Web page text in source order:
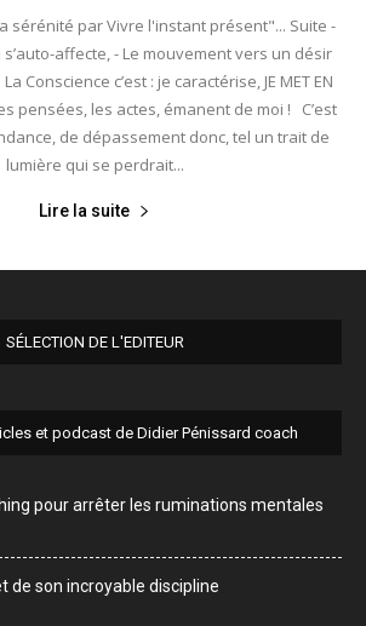
sérénité par Vivre l'instant présent"... Suite -
s’auto-affecte, - Le mouvement vers un désir
Conscience c’est : je caractérise, JE MET EN
pensées, les actes, émanent de moi ! C’est
de dépassement donc, tel un trait de
lumière qui se perdrait...
Lire la suite
SÉLECTION DE L'EDITEUR
et podcast de Didier Pénissard coach
pour arrêter les ruminations mentales
de son incroyable discipline